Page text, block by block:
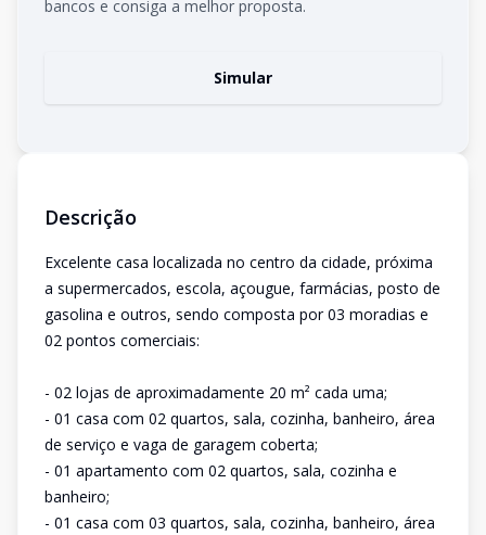
bancos e consiga a melhor proposta.
Simular
Descrição
Excelente casa localizada no centro da cidade, próxima
a supermercados, escola, açougue, farmácias, posto de
gasolina e outros, sendo composta por 03 moradias e
02 pontos comerciais:
- 02 lojas de aproximadamente 20 m² cada uma;
- 01 casa com 02 quartos, sala, cozinha, banheiro, área
de serviço e vaga de garagem coberta;
- 01 apartamento com 02 quartos, sala, cozinha e
banheiro;
- 01 casa com 03 quartos, sala, cozinha, banheiro, área